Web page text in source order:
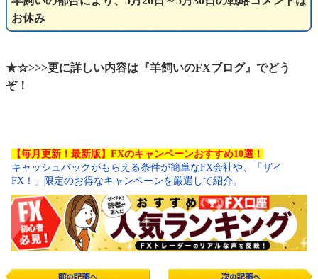
お休み
★☆>>>更に詳しい内容は『羊飼いのFXブログ』でどう
ぞ！
【毎月更新！最新版】FXのキャンペーンおすすめ10選！
キャッシュバックがもらえる条件が簡単なFX会社や、「ザイ
FX！」限定のお得なキャンペーンを厳選して紹介。